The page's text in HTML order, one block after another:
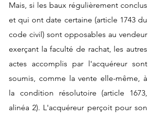
Mais, si les baux régulièrement conclus
et qui ont date certaine (article 1743 du
code civil) sont opposables au vendeur
exerçant la faculté de rachat, les autres
actes accomplis par l'acquéreur sont
soumis, comme la vente elle-même, à
la condition résolutoire (article 1673,
alinéa 2). L'acquéreur perçoit pour son